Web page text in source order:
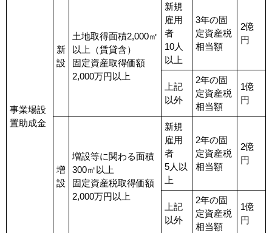
事業場設
置助成金
新
設
土地取得面積2,000㎡
以上（賃貸含）
固定資産取得価額
2,000万円以上
新規
雇用
者
10人
以上
3年の固
定資産税
相当額
2億
円
上記
以外
2年の固
定資産税
相当額
1億
円
増
設
増設等に関わる面積
300㎡以上
固定資産税取得価額
2,000万円以上
新規
雇用
者
5人以
上
2年の固
定資産税
相当額
2億
円
上記
以外
2年の固
定資産税
相当額
1億
円